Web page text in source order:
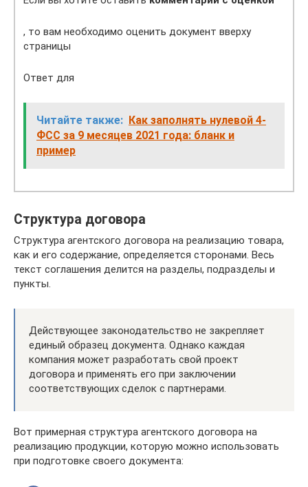
, то вам необходимо оценить документ вверху
страницы
Ответ для
Читайте также: Как заполнять нулевой 4-
ФСС за 9 месяцев 2021 года: бланк и
пример
Структура договора
Структура агентского договора на реализацию товара,
как и его содержание, определяется сторонами. Весь
текст соглашения делится на разделы, подразделы и
пункты.
Действующее законодательство не закрепляет
единый образец документа. Однако каждая
компания может разработать свой проект
договора и применять его при заключении
соответствующих сделок с партнерами.
Вот примерная структура агентского договора на
реализацию продукции, которую можно использовать
при подготовке своего документа: